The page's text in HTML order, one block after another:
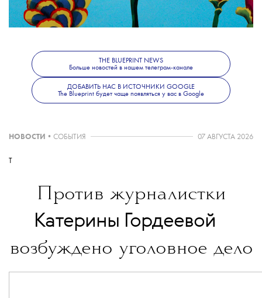
THE BLUEPRINT NEWS
Больше новостей в нашем телеграм-канале
ДОБАВИТЬ НАС В ИСТОЧНИКИ GOOGLE
The Blueprint будет чаще появляться у вас в Google
НОВОСТИ • СОБЫТИЯ 07 АВГУСТА 2026
T
Против журналистки
Катерины Гордеевой
возбуждено уголовное дело